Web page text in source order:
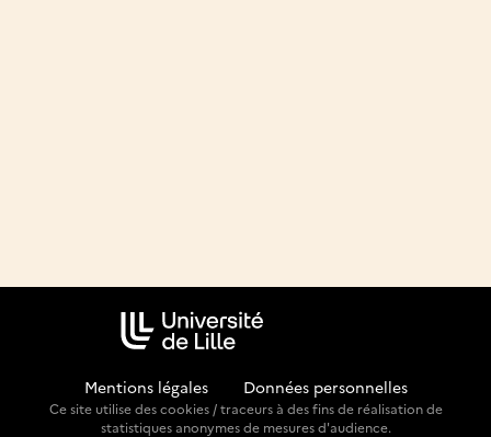
Mentions légales Données personnelles
Ce site utilise des cookies / traceurs à des fins de réalisation de
statistiques anonymes de mesures d'audience.